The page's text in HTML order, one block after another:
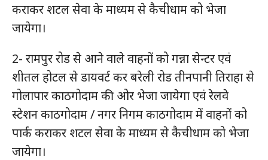
कराकर शटल सेवा के माध्यम से कैचीधाम को भेजा
जायेगा।
2- रामपुर रोड से आने वाले वाहनों को गन्ना सेन्टर एवं
शीतल होटल से डायवर्ट कर बरेली रोड तीनपानी तिराहा से
गोलापार काठगोदाम की ओर भेजा जायेगा एवं रेलवे
स्टेशन काठगोदाम / नगर निगम काठगोदाम में वाहनों को
पार्क कराकर शटल सेवा के माध्यम से कैचीधाम को भेजा
जायेगा।